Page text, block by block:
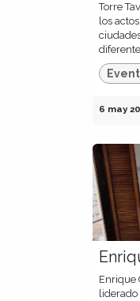
Torre
los
6 may
Enrique
liderado